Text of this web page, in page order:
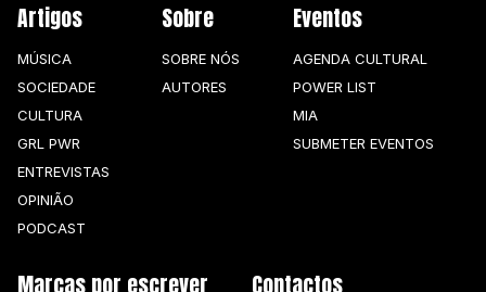
Artigos
MÚSICA
SOCIEDADE
CULTURA
GRL PWR
ENTREVISTAS
OPINIÃO
PODCAST
Sobre
SOBRE NÓS
AUTORES
Eventos
AGENDA CULTURAL
POWER LIST
MIA
SUBMETER EVENTOS
Marcas por escrever Contactos